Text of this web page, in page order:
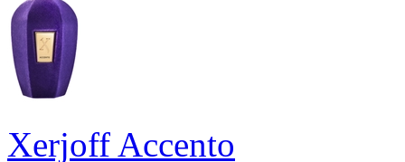
Xerjoff Accento